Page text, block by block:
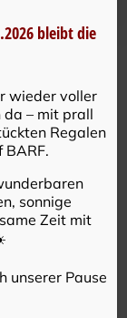
IM
bleibt die
wieder voller
da – mit prall
Regalen
BARF.
sonnige
Zeit mit
unserer Pause